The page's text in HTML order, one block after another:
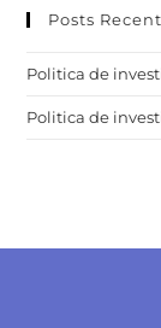
Posts
Politica de
Politica de